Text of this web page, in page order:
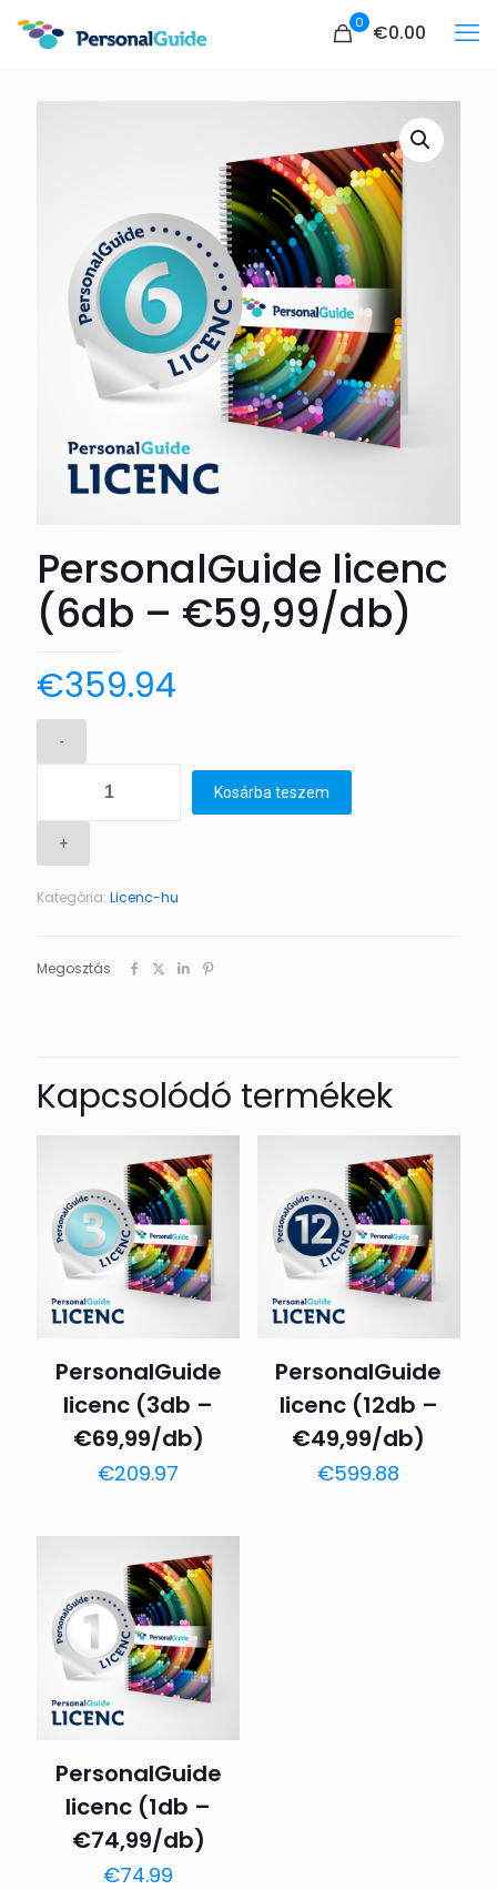
0 €0.00
PersonalGuide licenc
(6db – €59,99/db)
€359.94
-
(6db
-
€59,99/db)
+
Kosárba teszem
Kategória: Licenc-hu
Megosztás
Kapcsolódó termékek
PersonalGuide
licenc (3db –
€69,99/db)
€209.97
PersonalGuide
licenc (12db –
€49,99/db)
€599.88
PersonalGuide
licenc (1db –
€74,99/db)
€74.99